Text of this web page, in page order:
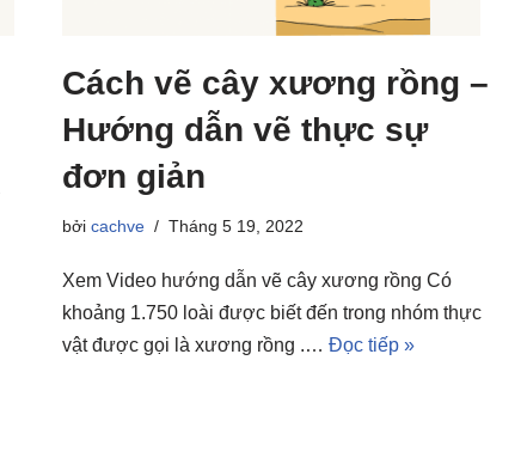
Cách vẽ cây xương rồng –
Hướng dẫn vẽ thực sự
đơn giản
bởi cachve Tháng 5 19, 2022
Xem Video hướng dẫn vẽ cây xương rồng Có
khoảng 1.750 loài được biết đến trong nhóm thực
vật được gọi là xương rồng .… Đọc tiếp »